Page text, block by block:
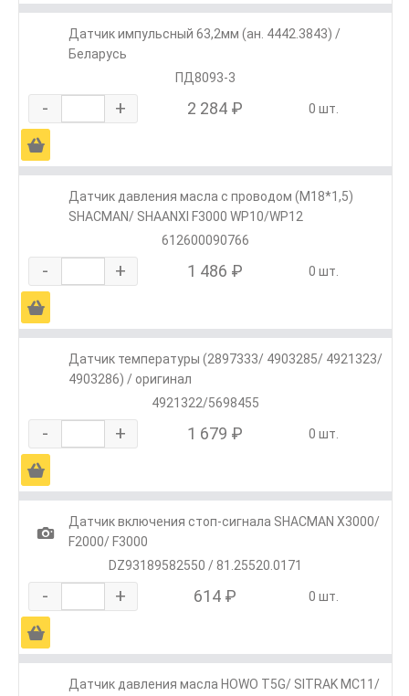
Датчик импульсный 63,2мм (ан. 4442.3843) /
Беларусь
ПД8093-3
- + 2 284 ₽ 0 шт.
Ä
Датчик давления масла с проводом (М18*1,5)
SHACMAN/ SHAANXI F3000 WP10/WP12
612600090766
- + 1 486 ₽ 0 шт.
Ä
Датчик температуры (2897333/ 4903285/ 4921323/
4903286) / оригинал
4921322/5698455
- + 1 679 ₽ 0 шт.
Ä
1
Датчик включения стоп-сигнала SHACMAN X3000/
F2000/ F3000
DZ93189582550 / 81.25520.0171
- + 614 ₽ 0 шт.
Ä
Датчик давления масла HOWO T5G/ SITRAK MC11/